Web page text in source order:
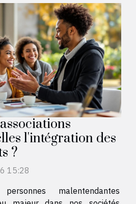
l'intégration des
?
15:28
malentendantes